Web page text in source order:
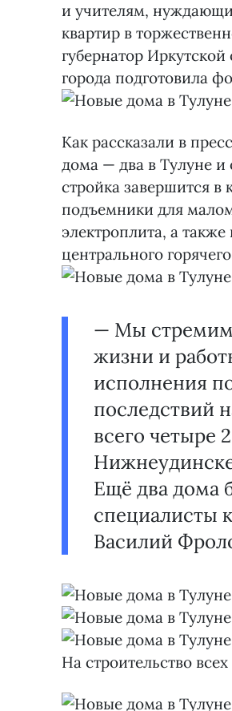
и учителям,
квартир в
губернатор
города подготовила
Как рассказали в
дома — два в Тулуне
стройка завершится в
подъемники для
электроплита, а
центрального
— Мы
жизни и
исполнения
последствий
всего четыре
Ещё два дома
специалисты
Василий
На строительство